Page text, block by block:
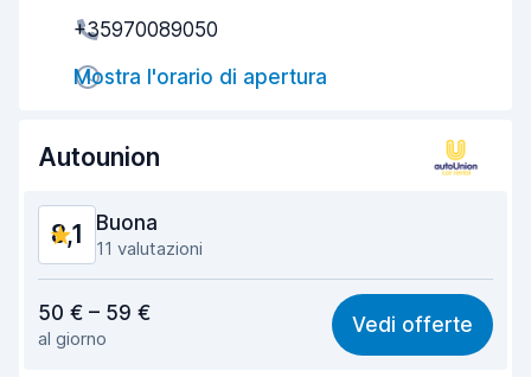
Condizioni dell'auto 7,8
+35970089050
Mostra l'orario di apertura
Autounion
8,1 Buona
11 valutazioni
7,9
Facile da trovare 7,9
50 € – 59 €
al giorno
Vedi offerte